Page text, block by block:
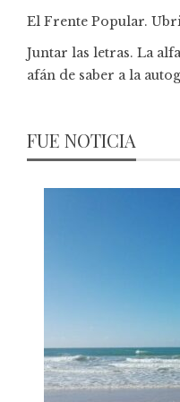
El Frente Popular.
Juntar las letras. La
afán de saber a la
FUE NOTICIA